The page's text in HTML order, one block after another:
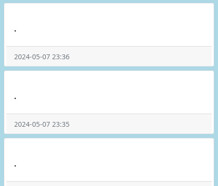
.
2024-05-07 23:36
.
2024-05-07 23:35
.